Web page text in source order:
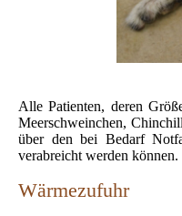
Alle Patienten, deren
Meerschweinchen,
über den bei Bedarf
verabreicht werden können.
Wärmezufuhr